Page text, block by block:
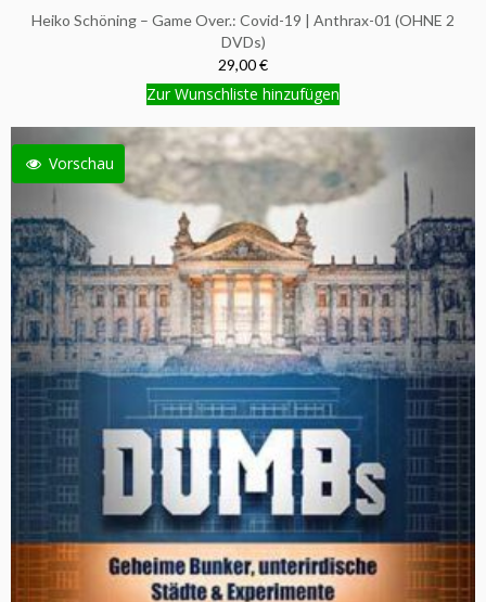
Heiko Schöning – Game Over.: Covid-19 | Anthrax-01 (OHNE 2
DVDs)
29,00 €
Zur Wunschliste hinzufügen
Vorschau